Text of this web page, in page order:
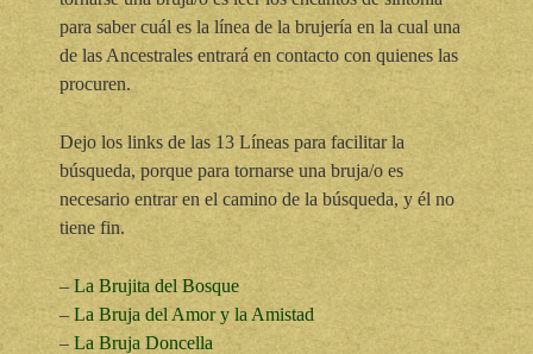
para saber cuál es la línea de la brujería en la cual una
de las Ancestrales entrará en contacto con quienes las
procuren.
Dejo los links de las 13 Líneas para facilitar la
búsqueda, porque para tornarse una bruja/o es
necesario entrar en el camino de la búsqueda, y él no
tiene fin.
–La Brujita del Bosque
–La Bruja del Amor y la Amistad
– La Bruja Doncella